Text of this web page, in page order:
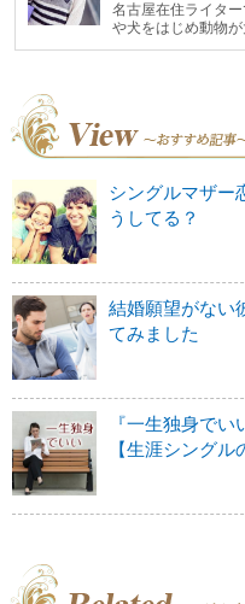
名古屋在住ライタ
や犬をはじめ動物
シングルマザー
うしてる？
結婚願望がない
てみました
『一生独身で
【生涯シングル